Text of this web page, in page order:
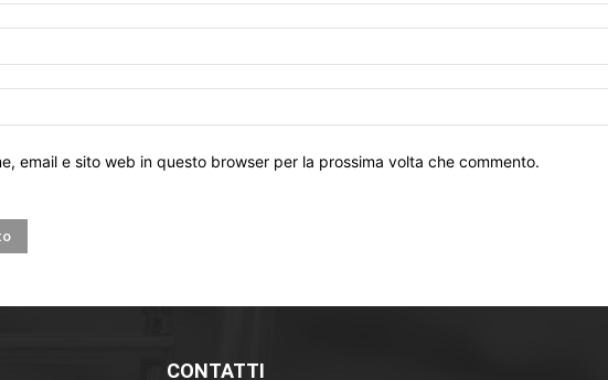
email e sito web in questo browser per la prossima volta che commento.
CONTATTI